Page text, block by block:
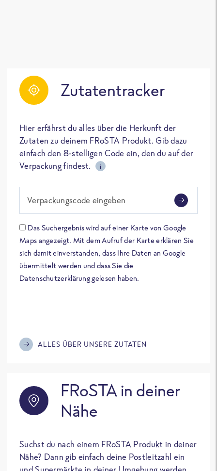
Zutatentracker
Hier erfährst du alles über die Herkunft der
Zutaten zu deinem FRoSTA Produkt. Gib dazu
einfach den 8-stelligen Code ein, den du auf der
Verpackung findest.
i
Verpackungscode eingeben
Das Suchergebnis wird auf einer Karte von Google
Maps angezeigt. Mit dem Aufruf der Karte erklären Sie
sich damit einverstanden, dass Ihre Daten an Google
übermittelt werden und dass Sie die
Datenschutzerklärung gelesen haben.
ALLES ÜBER UNSERE ZUTATEN
FRoSTA in deiner
Nähe
Suchst du nach einem FRoSTA Produkt in deiner
Nähe? Dann gib einfach deine Postleitzahl ein